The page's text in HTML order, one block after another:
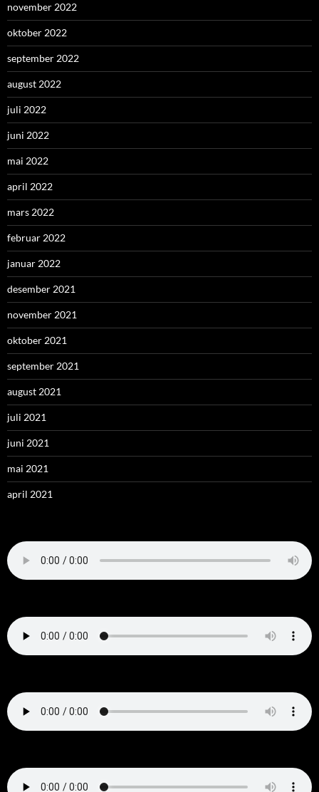
november 2022
oktober 2022
september 2022
august 2022
juli 2022
juni 2022
mai 2022
april 2022
mars 2022
februar 2022
januar 2022
desember 2021
november 2021
oktober 2021
september 2021
august 2021
juli 2021
juni 2021
mai 2021
april 2021